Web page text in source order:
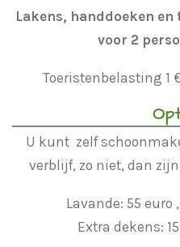
Lakens, handdoeken
voor 2
Toeristenbelasting 1
U kunt zelf
verblijf, zo niet, dan
Lavande: 55 euro
Extra dekens: